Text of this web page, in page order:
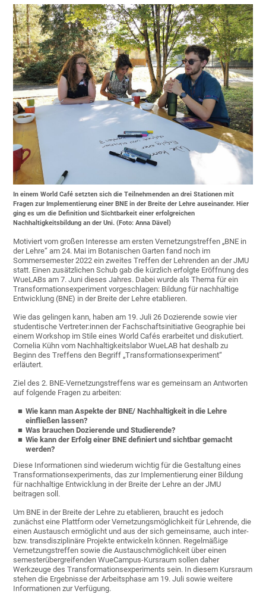
In einem World Café setzten sich die Teilnehmenden an drei Stationen mit
Fragen zur Implementierung einer BNE in der Breite der Lehre auseinander. Hier
ging es um die Definition und Sichtbarkeit einer erfolgreichen
Nachhaltigkeitsbildung an der Uni. (Foto: Anna Dävel)
Motiviert vom großen Interesse am ersten Vernetzungstreffen „BNE in
der Lehre“ am 24. Mai im Botanischen Garten fand noch im
Sommersemester 2022 ein zweites Treffen der Lehrenden an der JMU
statt. Einen zusätzlichen Schub gab die kürzlich erfolgte Eröffnung des
WueLABs am 7. Juni dieses Jahres. Dabei wurde als Thema für ein
Transformationsexperiment vorgeschlagen: Bildung für nachhaltige
Entwicklung (BNE) in der Breite der Lehre etablieren.
Wie das gelingen kann, haben am 19. Juli 26 Dozierende sowie vier
studentische Vertreter:innen der Fachschaftsinitiative Geographie bei
einem Workshop im Stile eines World Cafés erarbeitet und diskutiert.
Cornelia Kühn vom Nachhaltigkeitslabor WueLAB hat deshalb zu
Beginn des Treffens den Begriff „Transformationsexperiment“
erläutert.
Ziel des 2. BNE-Vernetzungstreffens war es gemeinsam an Antworten
auf folgende Fragen zu arbeiten:
Wie kann man Aspekte der BNE/ Nachhaltigkeit in die Lehre
einfließen lassen?
Was brauchen Dozierende und Studierende?
Wie kann der Erfolg einer BNE definiert und sichtbar gemacht
werden?
Diese Informationen sind wiederum wichtig für die Gestaltung eines
Transformationsexperiments, das zur Implementierung einer Bildung
für nachhaltige Entwicklung in der Breite der Lehre an der JMU
beitragen soll.
Um BNE in der Breite der Lehre zu etablieren, braucht es jedoch
zunächst eine Plattform oder Vernetzungsmöglichkeit für Lehrende, die
einen Austausch ermöglicht und aus der sich gemeinsame, auch inter-
bzw. transdisziplinäre Projekte entwickeln können. Regelmäßige
Vernetzungstreffen sowie die Austauschmöglichkeit über einen
semesterübergreifenden WueCampus-Kursraum sollen daher
Werkzeuge des Transformationsexperiments sein. In diesem Kursraum
stehen die Ergebnisse der Arbeitsphase am 19. Juli sowie weitere
Informationen zur Verfügung.